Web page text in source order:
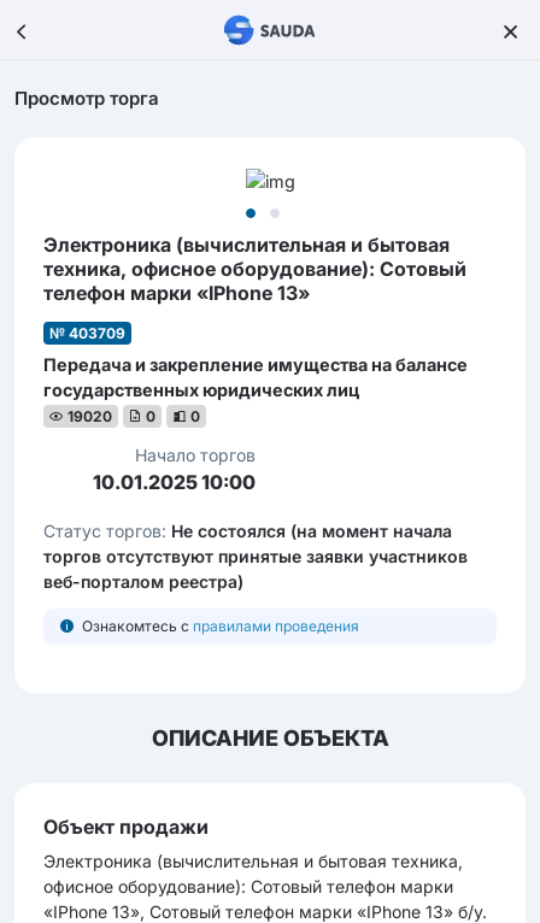
Просмотр торга
Электроника (вычиcлительная и бытовая
техника, офиcное оборудование): Сотовый
телефон марки «IPhone 13»
№ 403709
Передача и закрепление имущества на балансе
государственных юридических лиц
19020 0 0
Начало торгов
10.01.2025 10:00
Статус торгов: Не состоялся (на момент начала
торгов отсутствуют принятые заявки участников
веб-порталом реестра)
Ознакомтесь с правилами проведения
ОПИСАНИЕ ОБЪЕКТА
Объект продажи
Электроника (вычиcлительная и бытовая техника,
офиcное оборудование): Сотовый телефон марки
«IPhone 13», Сотовый телефон марки «IPhone 13» б/у.